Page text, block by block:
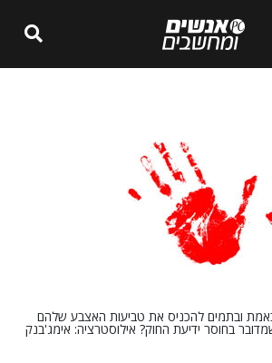
ובתמים להכניס את טביעות האצבע שלהם
בחוסר ידיעת החוק? אילוסטרציה: אימג'בנק